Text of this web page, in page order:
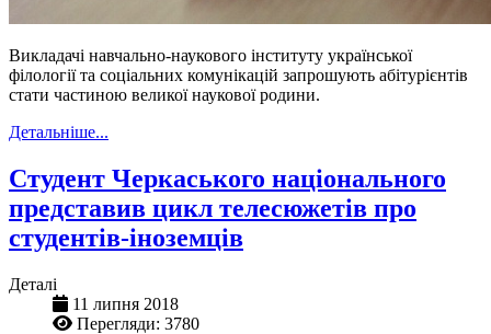
Викладачі навчально-наукового інституту української
філології та соціальних комунікацій запрошують абітурієнтів
стати частиною великої наукової родини.
Детальніше...
Студент Черкаського національного
представив цикл телесюжетів про
студентів-іноземців
Деталі
11 липня 2018
Перегляди: 3780